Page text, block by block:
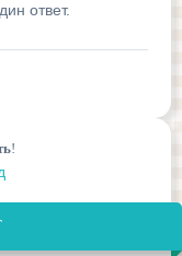
ответ.
!